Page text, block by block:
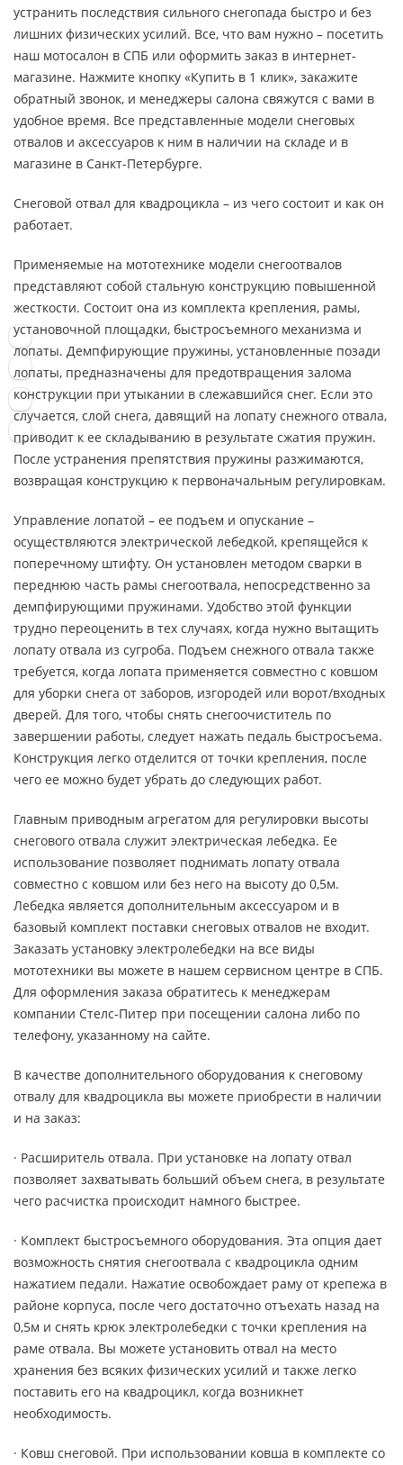
устранить последствия сильного снегопада быстро и без
лишних физических усилий. Все, что вам нужно – посетить
наш мотосалон в СПБ или оформить заказ в интернет-
магазине. Нажмите кнопку «Купить в 1 клик», закажите
обратный звонок, и менеджеры салона свяжутся с вами в
удобное время. Все представленные модели снеговых
отвалов и аксессуаров к ним в наличии на складе и в
магазине в Санкт-Петербурге.
Снеговой отвал для квадроцикла – из чего состоит и как он
работает.
Применяемые на мототехнике модели снегоотвалов
представляют собой стальную конструкцию повышенной
жесткости. Состоит она из комплекта крепления, рамы,
установочной площадки, быстросъемного механизма и
лопаты. Демпфирующие пружины, установленные позади
лопаты, предназначены для предотвращения залома
конструкции при утыкании в слежавшийся снег. Если это
случается, слой снега, давящий на лопату снежного отвала,
приводит к ее складыванию в результате сжатия пружин.
После устранения препятствия пружины разжимаются,
возвращая конструкцию к первоначальным регулировкам.
Управление лопатой – ее подъем и опускание –
осуществляются электрической лебедкой, крепящейся к
поперечному штифту. Он установлен методом сварки в
переднюю часть рамы снегоотвала, непосредственно за
демпфирующими пружинами. Удобство этой функции
трудно переоценить в тех случаях, когда нужно вытащить
лопату отвала из сугроба. Подъем снежного отвала также
требуется, когда лопата применяется совместно с ковшом
для уборки снега от заборов, изгородей или ворот/входных
дверей. Для того, чтобы снять снегоочиститель по
завершении работы, следует нажать педаль быстросъема.
Конструкция легко отделится от точки крепления, после
чего ее можно будет убрать до следующих работ.
Главным приводным агрегатом для регулировки высоты
снегового отвала служит электрическая лебедка. Ее
использование позволяет поднимать лопату отвала
совместно с ковшом или без него на высоту до 0,5м.
Лебедка является дополнительным аксессуаром и в
базовый комплект поставки снеговых отвалов не входит.
Заказать установку электролебедки на все виды
мототехники вы можете в нашем сервисном центре в СПБ.
Для оформления заказа обратитесь к менеджерам
компании Стелс-Питер при посещении салона либо по
телефону, указанному на сайте.
В качестве дополнительного оборудования к снеговому
отвалу для квадроцикла вы можете приобрести в наличии
и на заказ:
· Расширитель отвала. При установке на лопату отвал
позволяет захватывать больший объем снега, в результате
чего расчистка происходит намного быстрее.
· Комплект быстросъемного оборудования. Эта опция дает
возможность снятия снегоотвала с квадроцикла одним
нажатием педали. Нажатие освобождает раму от крепежа в
районе корпуса, после чего достаточно отъехать назад на
0,5м и снять крюк электролебедки с точки крепления на
раме отвала. Вы можете установить отвал на место
хранения без всяких физических усилий и также легко
поставить его на квадроцикл, когда возникнет
необходимость.
· Ковш снеговой. При использовании ковша в комплекте со